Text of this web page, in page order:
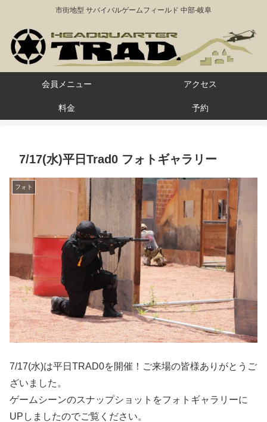
市街地型 サバイバルゲームフィールド 中部-岐阜
会員メニュー アクセス
料金 予約
7/17(水)平日Trad0 フォトギャラリー
フォト
7/17(水)は平日TRAD0を開催！ご来場の皆様ありがとうご
ざいました。
ゲームシーンのスナップショットをフォトギャラリーに
UPしましたのでご覧ください。